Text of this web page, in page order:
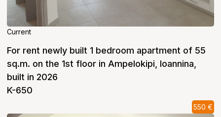
Current
For rent newly built 1 bedroom apartment of 55
sq.m. on the 1st floor in Ampelokipi, Ioannina,
built in 2026
K-650
550 €